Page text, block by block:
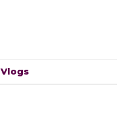
Vlogs